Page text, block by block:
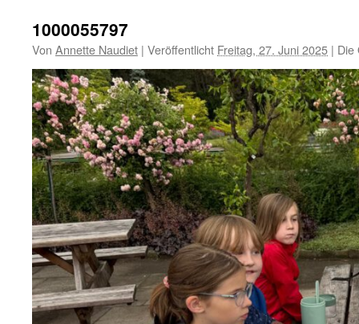
1000055797
Von Annette Naudiet | Veröffentlicht Freitag, 27. Juni 2025 | Die